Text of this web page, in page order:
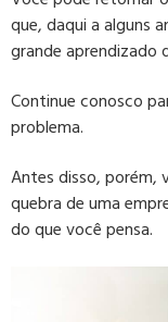
que, daqui a alguns
grande aprendizado
Continue conosco
problema.
Antes disso, porém,
quebra de uma
do que você pensa.